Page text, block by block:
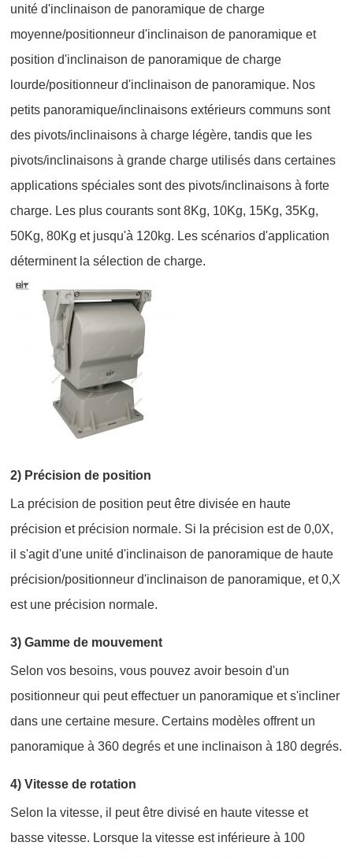
unité d'inclinaison de panoramique de charge
moyenne/positionneur d'inclinaison de panoramique et
position d'inclinaison de panoramique de charge
lourde/positionneur d'inclinaison de panoramique. Nos
petits panoramique/inclinaisons extérieurs communs sont
des pivots/inclinaisons à charge légère, tandis que les
pivots/inclinaisons à grande charge utilisés dans certaines
applications spéciales sont des pivots/inclinaisons à forte
charge. Les plus courants sont 8Kg, 10Kg, 15Kg, 35Kg,
50Kg, 80Kg et jusqu'à 120kg. Les scénarios d'application
déterminent la sélection de charge.
2) Précision de position
La précision de position peut être divisée en haute
précision et précision normale. Si la précision est de 0,0X,
il s'agit d'une unité d'inclinaison de panoramique de haute
précision/positionneur d'inclinaison de panoramique, et 0,X
est une précision normale.
3) Gamme de mouvement
Selon vos besoins, vous pouvez avoir besoin d'un
positionneur qui peut effectuer un panoramique et s'incliner
dans une certaine mesure. Certains modèles offrent un
panoramique à 360 degrés et une inclinaison à 180 degrés.
4) Vitesse de rotation
Selon la vitesse, il peut être divisé en haute vitesse et
basse vitesse. Lorsque la vitesse est inférieure à 100